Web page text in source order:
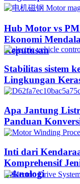
Hub Motor vs
Ekonomi
Keputusan
Stabilitas sistem
Lingkungan
Apa Jantung
Panduan
Inti dari
Komprehensif
Teknologi